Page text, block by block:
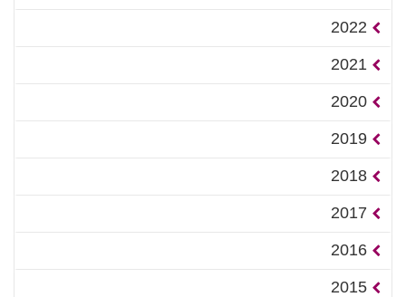
2022
2021
2020
2019
2018
2017
2016
2015